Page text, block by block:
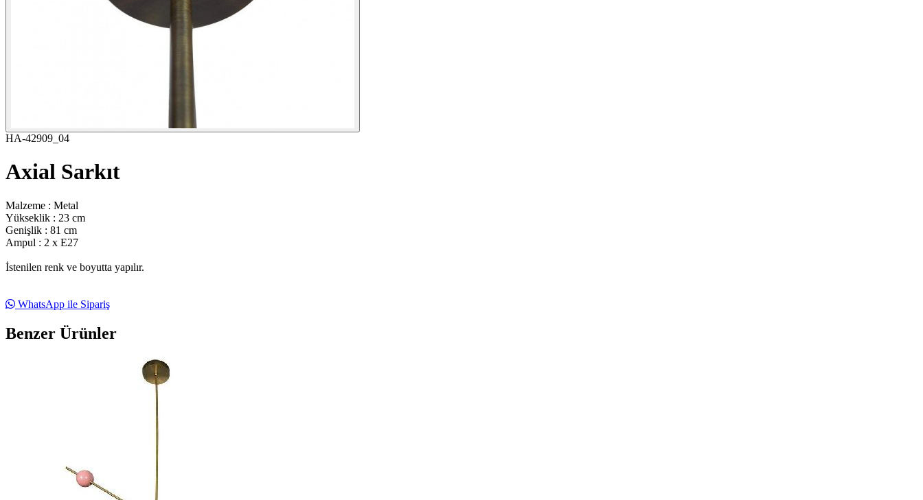
HA-42909_04
Axial Sarkıt
Malzeme : Metal
Yükseklik : 23 cm
Genişlik : 81 cm
Ampul : 2 x E27
İstenilen renk ve boyutta yapılır.
WhatsApp ile Sipariş
Benzer Ürünler